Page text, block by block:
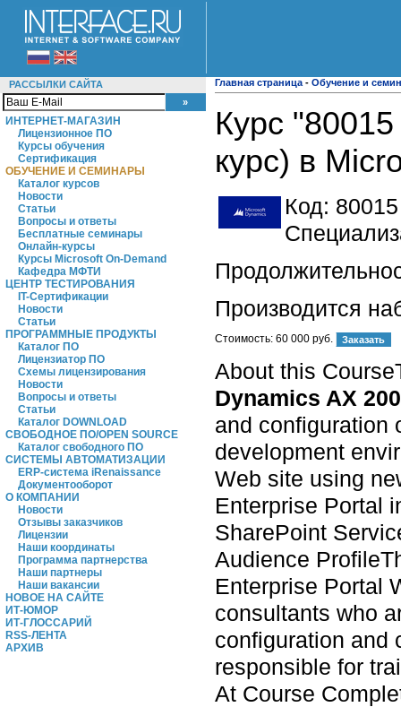
РАССЫЛКИ САЙТА
ИНТЕРНЕТ-МАГАЗИН
Лицензионное ПО
Курсы обучения
Сертификация
ОБУЧЕНИЕ И СЕМИНАРЫ
Каталог курсов
Новости
Статьи
Вопросы и ответы
Бесплатные семинары
Онлайн-курсы
Курсы Microsoft On-Demand
Кафедра МФТИ
ЦЕНТР ТЕСТИРОВАНИЯ
IT-Сертификации
Новости
Статьи
ПРОГРАММНЫЕ ПРОДУКТЫ
Каталог ПО
Лицензиатор ПО
Схемы лицензирования
Новости
Вопросы и ответы
Статьи
Каталог DOWNLOAD
СВОБОДНОЕ ПО/OPEN SOURCE
Каталог свободного ПО
СИСТЕМЫ АВТОМАТИЗАЦИИ
ERP-система iRenaissance
Документооборот
О КОМПАНИИ
Новости
Отзывы заказчиков
Лицензии
Наши координаты
Программа партнерства
Наши партнеры
Наши вакансии
НОВОЕ НА САЙТЕ
ИТ-ЮМОР
ИТ-ГЛОССАРИЙ
RSS-ЛЕНТА
АРХИВ
Главная страница - Обучение и
Курс
курс) в
Код: 80015
Производится
Стоимость: 60 000 руб.
About this
Dynamics AX
and configuration
development
Web site using
Enterprise Portal
SharePoint
Audience
Enterprise Portal
consultants who
configuration and
responsible for
At Course